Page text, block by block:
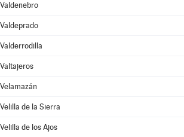
Valdenebro
Valdeprado
Valderrodilla
Valtajeros
Velamazán
Velilla de la Sierra
Velilla de los Ajos